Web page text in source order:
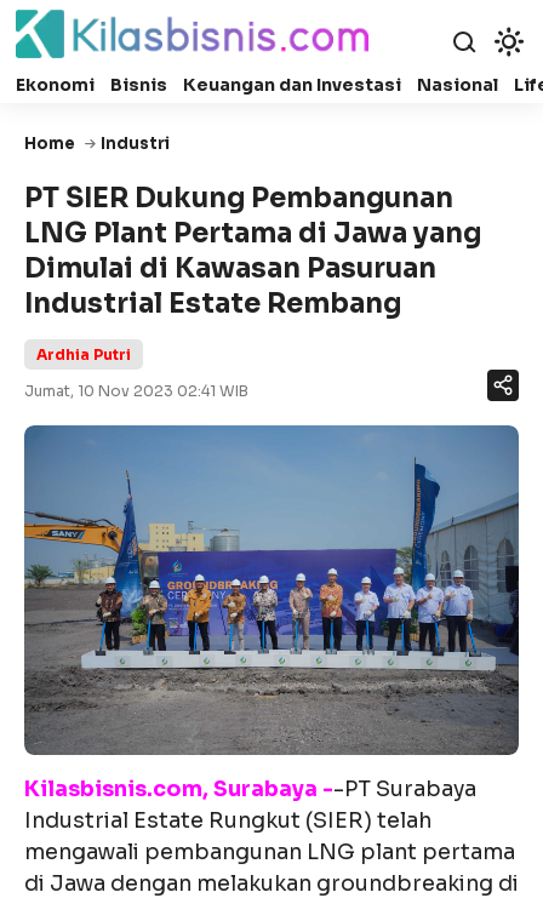
Ekonomi Bisnis Keuangan dan Investasi Nasional
Home Industri
PT SIER Dukung Pembangunan
LNG Plant Pertama di Jawa yang
Dimulai di Kawasan Pasuruan
Industrial Estate Rembang
Ardhia Putri
Jumat, 10 Nov 2023 02:41 WIB
Kilasbisnis.com, Surabaya --PT Surabaya
Industrial Estate Rungkut (SIER) telah
mengawali pembangunan LNG plant pertama
di Jawa dengan melakukan groundbreaking di